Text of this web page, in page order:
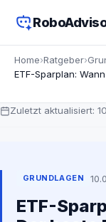
Home›Ratgeber›
Zuletzt aktualisiert:
GRUNDLAGEN
ETF-